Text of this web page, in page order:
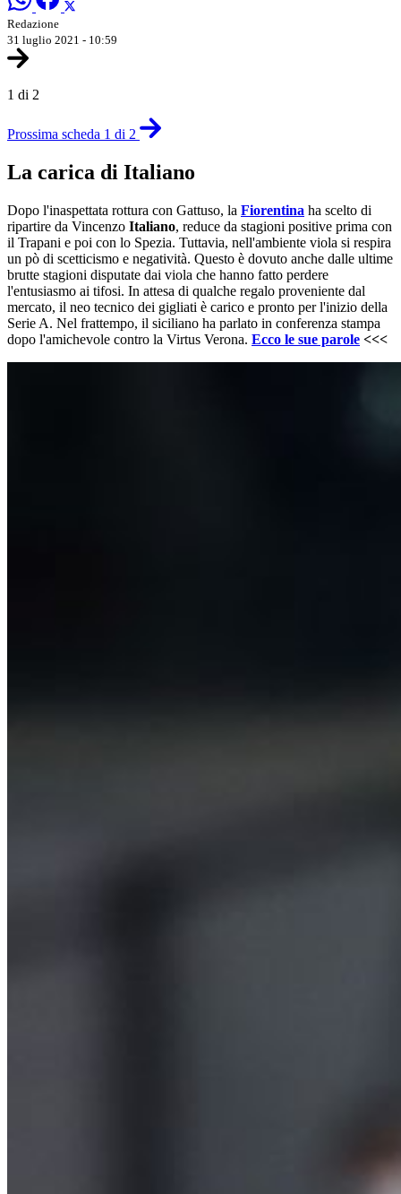
Redazione
31 luglio 2021 - 10:59
1 di 2
Prossima scheda 1 di 2
La carica di Italiano
Dopo l'inaspettata rottura con Gattuso, la Fiorentina ha scelto di
ripartire da Vincenzo Italiano, reduce da stagioni positive prima con
il Trapani e poi con lo Spezia. Tuttavia, nell'ambiente viola si respira
un pò di scetticismo e negatività. Questo è dovuto anche dalle ultime
brutte stagioni disputate dai viola che hanno fatto perdere
l'entusiasmo ai tifosi. In attesa di qualche regalo proveniente dal
mercato, il neo tecnico dei gigliati è carico e pronto per l'inizio della
Serie A. Nel frattempo, il siciliano ha parlato in conferenza stampa
dopo l'amichevole contro la Virtus Verona. Ecco le sue parole <<<